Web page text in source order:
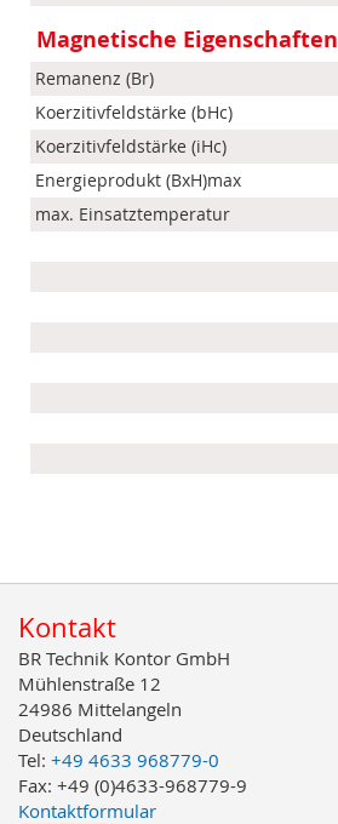
Magnetische Eigenschaften
Remanenz (Br)
Koerzitivfeldstärke (bHc)
Koerzitivfeldstärke (iHc)
Energieprodukt (BxH)max
max. Einsatztemperatur
Kontakt
BR Technik Kontor GmbH
Mühlenstraße 12
24986 Mittelangeln
Deutschland
Tel: +49 4633 968779-0
Fax: +49 (0)4633-968779-9
Kontaktformular